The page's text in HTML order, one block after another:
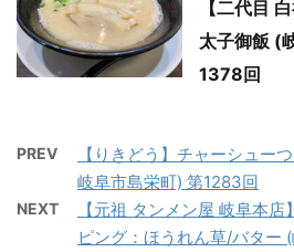
【二代目
太子御飯 (
1378回
PREV
【りきどう】チャーシュー
岐阜市島栄町) 第1283回
NEXT
【元祖 タンメン屋 岐阜本
ピング：ほうれん草/バター